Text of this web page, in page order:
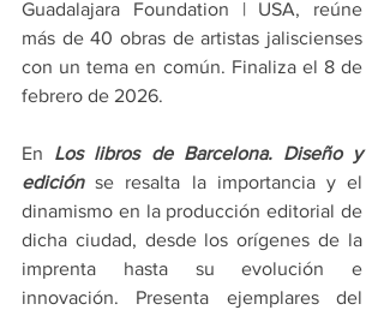
Guadalajara Foundation | USA, reúne
más de 40 obras de artistas jaliscienses
con un tema en común. Finaliza el 8 de
febrero de 2026.
En Los libros de Barcelona. Diseño y
edición se resalta la importancia y el
dinamismo en la producción editorial de
dicha ciudad, desde los orígenes de la
imprenta hasta su evolución e
innovación. Presenta ejemplares del